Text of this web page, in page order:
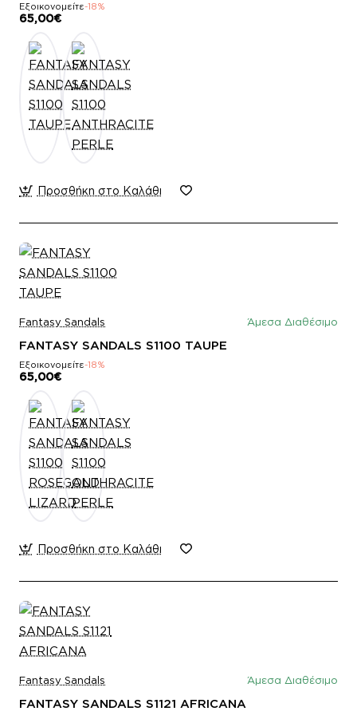
Εξοικονομείτε-18%
65,00€
Προσθήκη στο Καλάθι
Fantasy Sandals Άμεσα Διαθέσιμο
FANTASY SANDALS S1100 TAUPE
Εξοικονομείτε-18%
65,00€
Προσθήκη στο Καλάθι
Fantasy Sandals Άμεσα Διαθέσιμο
FANTASY SANDALS S1121 AFRICANA